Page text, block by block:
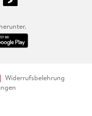
Widerrufsbelehrung